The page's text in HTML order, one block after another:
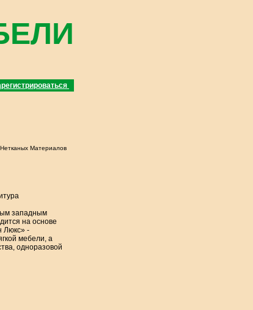
Материалов
западным
на основе
Люкс» -
мебели, а
одноразовой